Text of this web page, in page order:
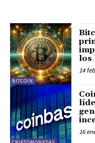
BITCOIN
los
14
16